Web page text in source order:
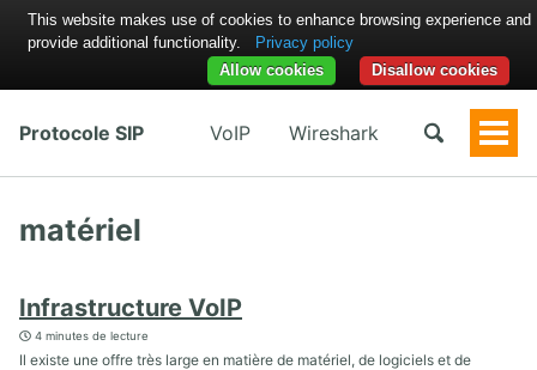
Protocole SIP VoIP Wireshark
matériel
Infrastructure VoIP
4 minutes de lecture
Il existe une offre très large en matière de matériel, de logiciels et de
This website makes use of cookies to enhance browsing experience and
provide additional functionality.
Privacy policy
Disallow cookies
Allow cookies